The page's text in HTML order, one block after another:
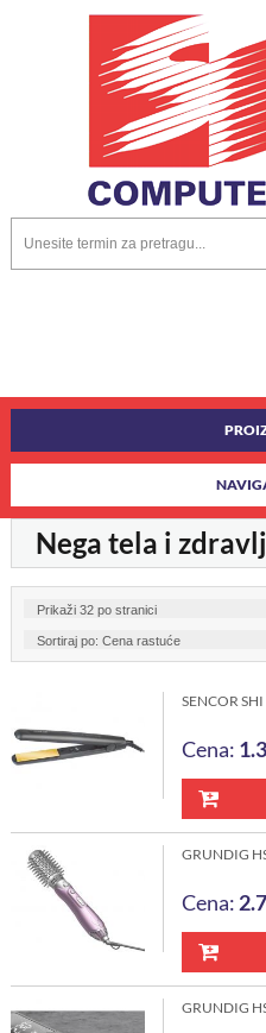
Nega tela i
SENCOR
Cena:
GRUNDIG
Cena:
GRUNDIG